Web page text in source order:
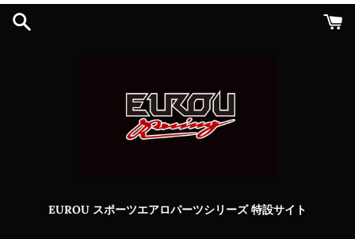
コ
EUROU スポーツエアロパーツシリーズ 特設サイト